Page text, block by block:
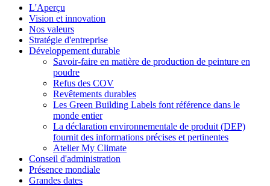
L'Aperçu
Vision et innovation
Nos valeurs
Stratégie d'entreprise
Développement durable
Savoir-faire en matière de production de peinture en
poudre
Refus des COV
Revêtements durables
Les Green Building Labels font référence dans le
monde entier
La déclaration environnementale de produit (DEP)
fournit des informations précises et pertinentes
Atelier My Climate
Conseil d'administration
Présence mondiale
Grandes dates